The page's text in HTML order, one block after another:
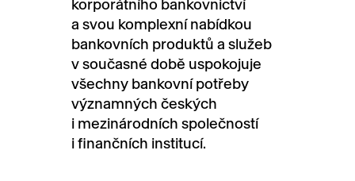
korporátního bankovnictví
a svou komplexní nabídkou
bankovních produktů a služeb
v současné době uspokojuje
všechny bankovní potřeby
významných českých
i mezinárodních společností
i finančních institucí.